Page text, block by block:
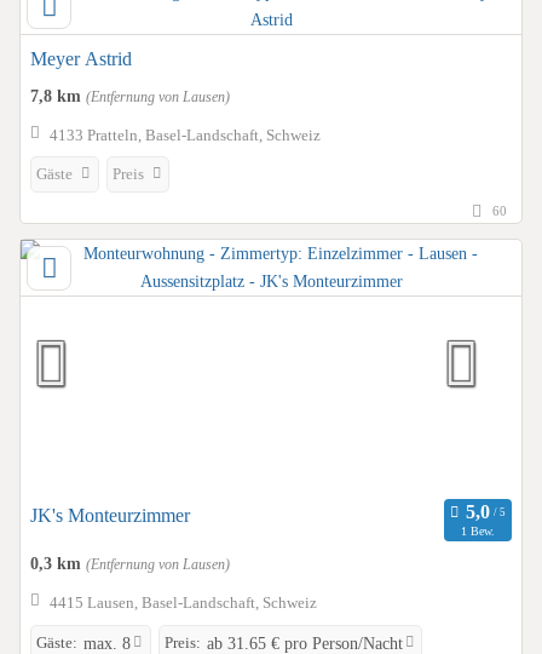
Meyer Astrid
7,8 km (Entfernung von Lausen)
4133 Pratteln, Basel-Landschaft, Schweiz
Gäste Preis
60
JK's Monteurzimmer
1 Bew.
0,3 km (Entfernung von Lausen)
4415 Lausen, Basel-Landschaft, Schweiz
Gäste: max. 8 Preis: ab 31.65 € pro Person/Nacht